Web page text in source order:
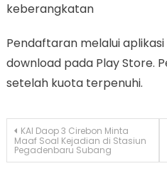
keberangkatan
Pendaftaran melalui
download pada Play Store.
setelah kuota terpenuhi.
Navigasi
pos
KAI Daop 3 Cirebon Minta
Maaf Soal Kejadian di Stasiun
Pegadenbaru Subang